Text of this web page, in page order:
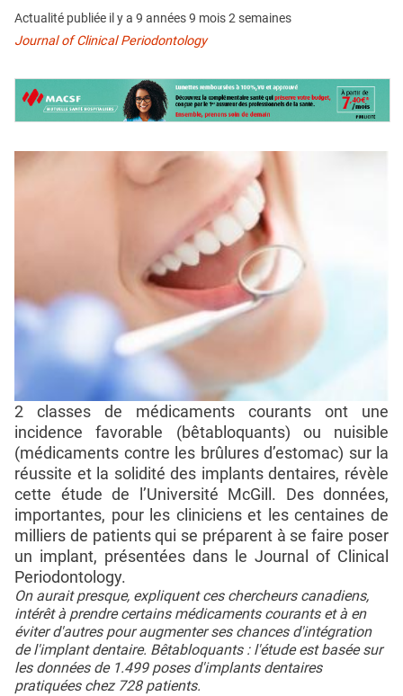
CONTACT
Actualité publiée il y a 9 années 9 mois 2 semaines
Journal of Clinical Periodontology
2 classes de médicaments courants ont une
incidence favorable (bêtabloquants) ou nuisible
(médicaments contre les brûlures d’estomac) sur la
réussite et la solidité des implants dentaires, révèle
cette étude de l’Université McGill. Des données,
importantes, pour les cliniciens et les centaines de
milliers de patients qui se préparent à se faire poser
un implant, présentées dans le Journal of Clinical
Periodontology.
On aurait presque, expliquent ces chercheurs canadiens,
intérêt à prendre certains médicaments courants et à en
éviter d'autres pour augmenter ses chances d'intégration
de l'implant dentaire. Bêtabloquants : l'étude est basée sur
les données de 1.499 poses d'implants dentaires
pratiquées chez 728 patients.